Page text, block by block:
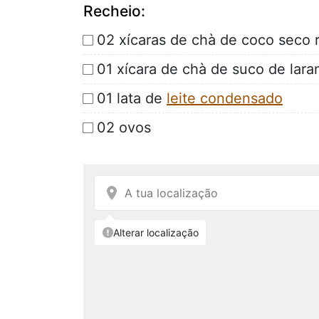
Recheio:
02 xícaras de chà de coco seco
01 xícara de chà de suco de
01 lata de leite condensado
02 ovos